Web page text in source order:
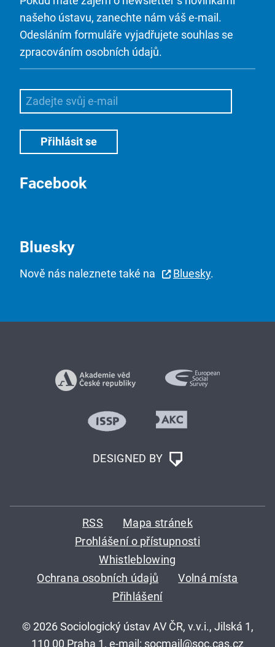
našeho ústavu, zanechte nám váš e-mail.
Odesláním formuláře vyjadřujete souhlas se
zpracováním osobních údajů.
Facebook
Bluesky
Nově nás naleznete také na Bluesky.
DESIGNED BY
RSS
Mapa stránek
Prohlášení o přístupnosti
Whistleblowing
Ochrana osobních údajů
Volná místa
Přihlášení
© 2026 Sociologický ústav AV ČR, v.v.i., Jilská 1,
110 00 Praha 1, e-mail: socmail@soc.cas.cz